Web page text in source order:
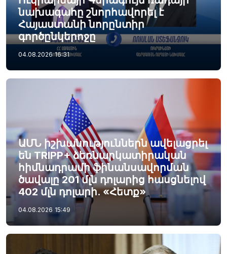
նախագահը շնորհավորել է
Հայաստանի նորընտիր
գործընկերոջը
04.08.2026 16:31
ԱՄՆ իշխանություններն ավելացրել
են TRIPP+ ձեռնարկատիրական
հիմնադրամի ֆինանսավորման
ծավալը 201 մլն դոլարից հասցնելով
402 մլն դոլարի. «Հետք»
04.08.2026 15:49